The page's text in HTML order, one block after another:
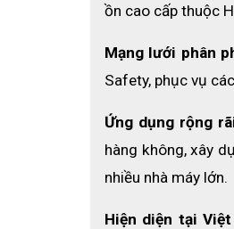
ồn cao cấp thuộc
Mạng lưới phân
Safety, phục vụ
Ứng dụng rộng
hàng không, xây
nhiều nhà máy lớn.
Hiện diện tại Việt